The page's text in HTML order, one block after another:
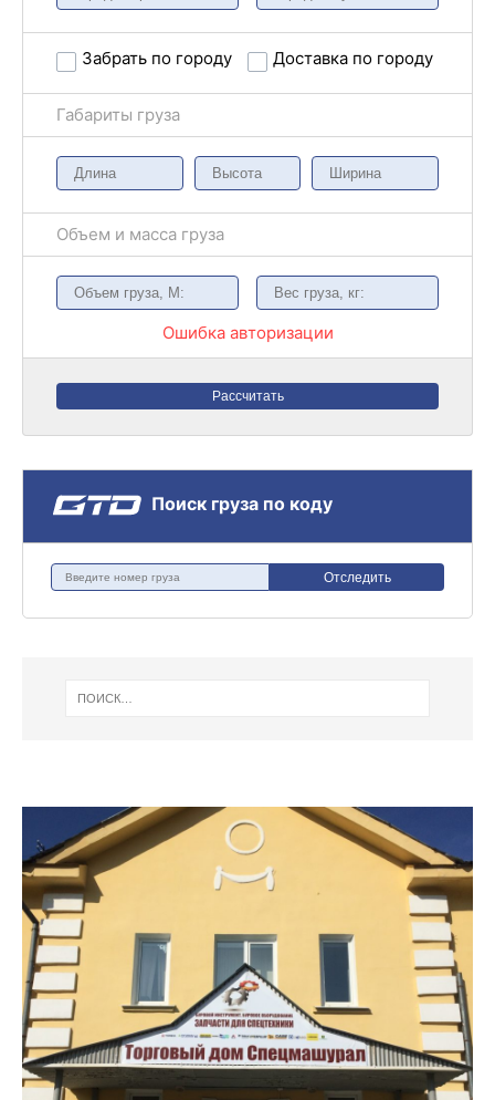
Забрать по городу Доставка по городу
Габариты груза
Объем и масса груза
Ошибка авторизации
Рассчитать
Поиск груза по коду
Отследить